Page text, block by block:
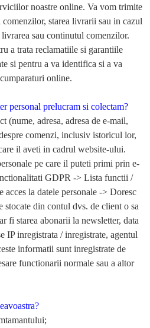
noastre online. Va vom trimite
starea livrarii sau in cazul
sau continutul comenzilor.
a trata reclamatiile si garantiile
si pentru a va identifica si a va
online.
personal prelucram si colectam?
(nume, adresa, adresa de e-mail,
comenzi, inclusiv istoricul lor,
il aveti in cadrul website-ului.
pe care il puteti primi prin e-
GDPR -> Lista functii /
la datele personale -> Doresc
stocate din contul dvs. de client o sa
fi starea abonarii la newsletter, data
IP inregistrata / inregistrate, agentul
informatii sunt inregistrate de
functionarii normale sau a altor